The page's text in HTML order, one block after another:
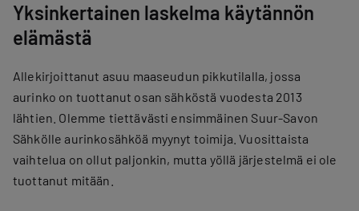
Yksinkertainen laskelma käytännön
elämästä
Allekirjoittanut asuu maaseudun pikkutilalla, jossa
aurinko on tuottanut osan sähköstä vuodesta 2013
lähtien. Olemme tiettävästi ensimmäinen Suur-Savon
Sähkölle aurinkosähköä myynyt toimija. Vuosittaista
vaihtelua on ollut paljonkin, mutta yöllä järjestelmä ei ole
tuottanut mitään.